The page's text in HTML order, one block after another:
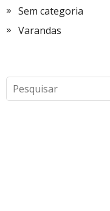
Sem categoria
Varandas